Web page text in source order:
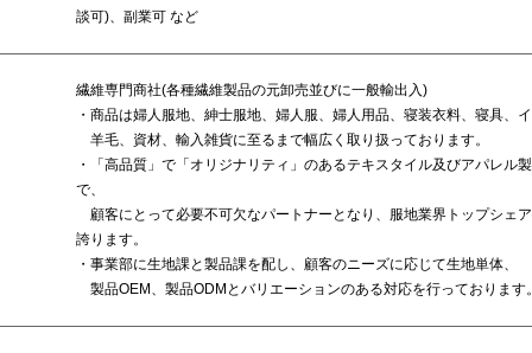
談可)、副業可 など
繊維専門商社(各種繊維製品の元卸売並びに一般輸出入)
・商品は婦人服地、紳士服地、婦人服、婦人用品、寝装衣料、寝具、イ
羊毛、資材、輸入雑貨に至るまで幅広く取り扱っております。
・「高品質」で「オリジナリティ」のあるテキスタイル及びアパレル
で、
顧客にとって必要不可欠なパートナーとなり、服地業界トップシェ
誇ります。
・事業部に生地課と製品課を配し、顧客のニーズに応じて生地単体、
製品OEM、製品ODMとバリエーションのある対応を行っております。